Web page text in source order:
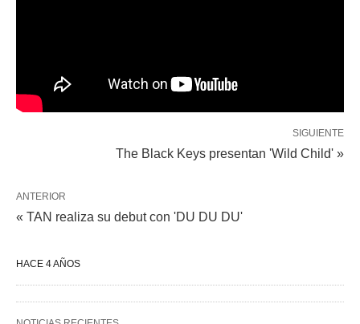
SIGUIENTE
The Black Keys presentan 'Wild Child' »
ANTERIOR
« TAN realiza su debut con 'DU DU DU'
HACE 4 AÑOS